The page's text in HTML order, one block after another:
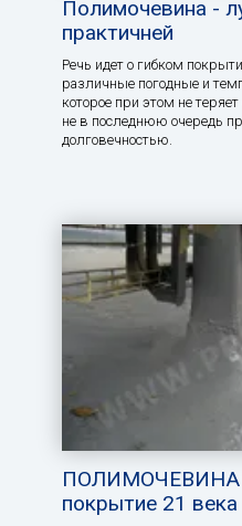
Полимочевина -
практичней
Речь идет о гибком
различные погодные и
которое при этом не
не в последнюю очередь
долговечностью.
ПОЛИМОЧЕВИНА
покрытие 21 века